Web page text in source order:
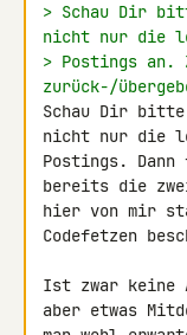
> Schau Dir
nicht nur die
> Postings
zurück-/
Schau Dir bitte
nicht nur die
Postings.
bereits die
hier von mir
Codefetzen
Ist zwar keine
aber etwas